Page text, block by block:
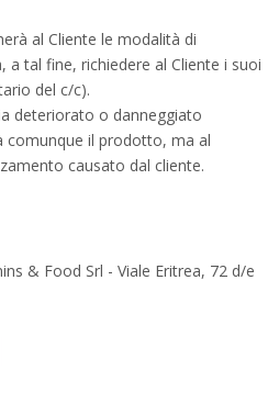
al Cliente le modalità di
tal fine, richiedere al Cliente i suoi
del c/c).
deteriorato o danneggiato
il prodotto, ma al
causato dal cliente.
& Food Srl - Viale Eritrea, 72 d/e